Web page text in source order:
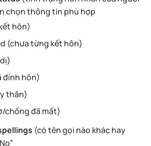
chọn thông tin phù hợp
hôn)
(chưa từng kết hôn)
đính hôn)
thân)
chồng đã mất)
(có tên gọi nào khác hay